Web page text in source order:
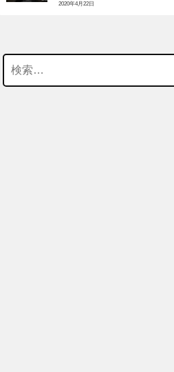
2020年4月22日